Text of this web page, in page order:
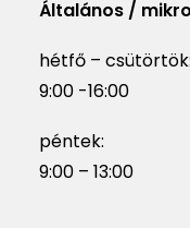
Általános /
hétfő – csütörtök:
9:00 -16:00
péntek:
9:00 – 13:00